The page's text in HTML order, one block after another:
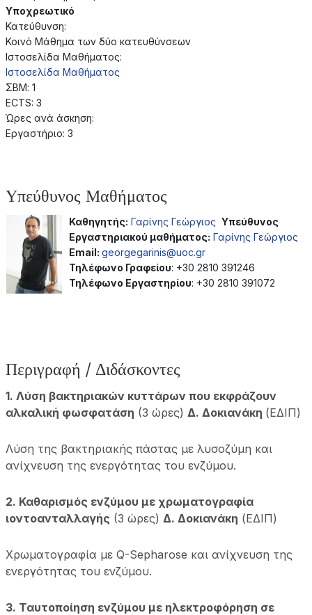
Υποχρεωτικό
Κατεύθυνση:
Κοινό Μάθημα των δύο κατευθύνσεων
Ιστοσελίδα Μαθήματος:
Ιστοσελίδα Μαθήματος
ΣΒΜ: 1
ECTS: 3
Ώρες ανά άσκηση:
Εργαστήριο: 3
Υπεύθυνος Μαθήματος
Καθηγητής: Γαρίνης Γεώργιος Υπεύθυνος
Εργαστηριακού μαθήματος: Γαρίνης Γεώργιος
Email: georgegarinis@uoc.gr
Τηλέφωνο Γραφείου: +30 2810 391246
Τηλέφωνο Εργαστηρίου: +30 2810 391072
Περιγραφή / Διδάσκοντες
1. Λύση βακτηριακών κυττάρων που εκφράζουν
αλκαλική φωσφατάση (3 ώρες) Δ. Δοκιανάκη (ΕΔΙΠ)
Λύση της βακτηριακής πάστας με λυσοζύμη και
ανίχνευση της ενεργότητας του ενζύμου.
2. Καθαρισμός ενζύμου με χρωματογραφία
ιοντοανταλλαγής(3 ώρες) Δ. Δοκιανάκη (ΕΔΙΠ)
Χρωματογραφία με Q-Sepharose και ανίχνευση της
ενεργότητας του ενζύμου.
3. Ταυτοποίηση ενζύμου με ηλεκτροφόρηση σε